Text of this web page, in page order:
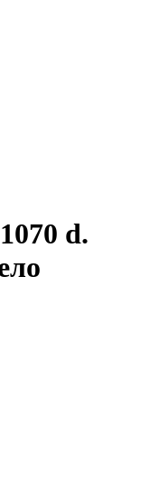
d.